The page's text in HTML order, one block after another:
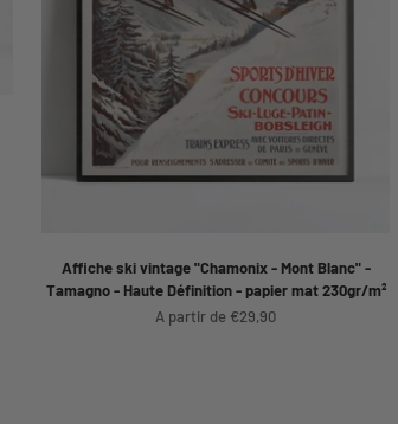
Affiche ski vintage "Chamonix - Mont Blanc" -
Tamagno - Haute Définition - papier mat 230gr/m²
Prix de vente
A partir de €29,90